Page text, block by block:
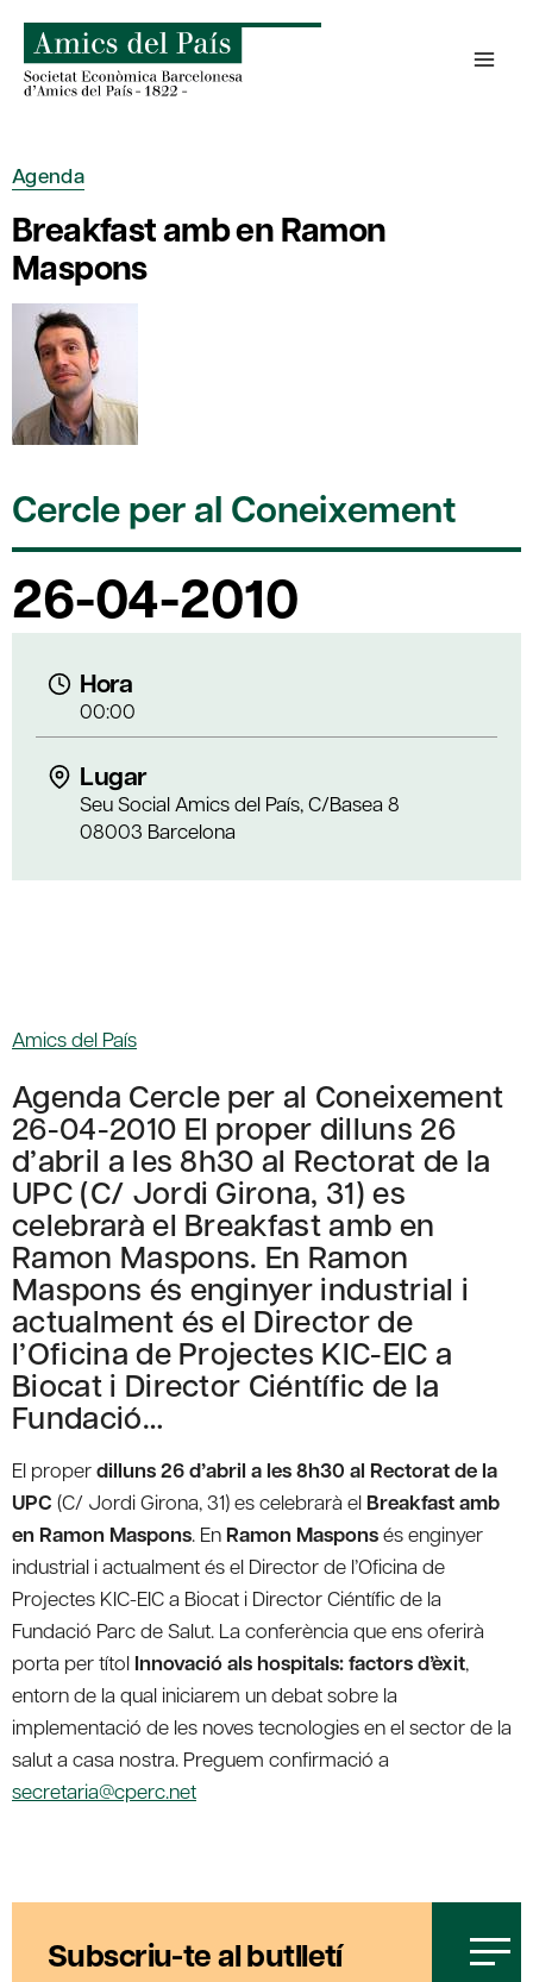
content
Agenda
Breakfast amb en Ramon
Maspons
Cercle per al Coneixement
26-04-2010
Hora
00:00
Lugar
Seu Social Amics del País, C/Basea 8
08003 Barcelona
Amics del País
Agenda Cercle per al Coneixement
26-04-2010 El proper dilluns 26
d’abril a les 8h30 al Rectorat de la
UPC (C/ Jordi Girona, 31) es
celebrarà el Breakfast amb en
Ramon Maspons. En Ramon
Maspons és enginyer industrial i
actualment és el Director de
l’Oficina de Projectes KIC-EIC a
Biocat i Director Ciéntífic de la
Fundació…
El properdilluns 26 d’abril a les 8h30 al Rectorat de la
UPC (C/ Jordi Girona, 31) es celebrarà el Breakfast amb
en Ramon Maspons. En Ramon Masponsés enginyer
industrial i actualment és el Director de l’Oficina de
Projectes KIC-EIC a Biocat i Director Ciéntífic de la
Fundació Parc de Salut. La conferència que ens oferirà
porta per títol Innovació als hospitals: factors d’èxit,
entorn de la qual iniciarem un debat sobre la
implementació de les noves tecnologies en el sector de la
salut a casa nostra. Preguem confirmació a
secretaria@cperc.net
Subscriu-te al butlletí